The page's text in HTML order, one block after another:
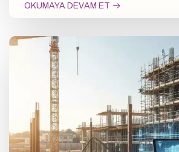
OKUMAYA DEVAM ET